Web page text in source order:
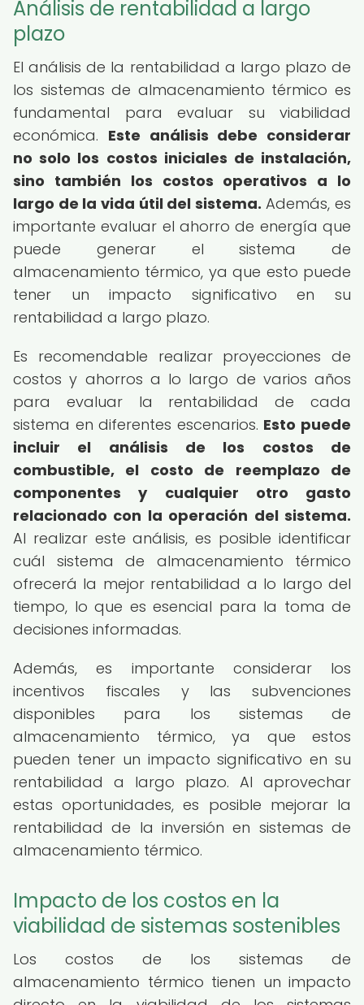
Análisis de rentabilidad a largo
plazo
El análisis de la rentabilidad a largo plazo de
los sistemas de almacenamiento térmico es
fundamental para evaluar su viabilidad
económica. Este análisis debe considerar
no solo los costos iniciales de instalación,
sino también los costos operativos a lo
largo de la vida útil del sistema. Además, es
importante evaluar el ahorro de energía que
puede generar el sistema de
almacenamiento térmico, ya que esto puede
tener un impacto significativo en su
rentabilidad a largo plazo.
Es recomendable realizar proyecciones de
costos y ahorros a lo largo de varios años
para evaluar la rentabilidad de cada
sistema en diferentes escenarios. Esto puede
incluir el análisis de los costos de
combustible, el costo de reemplazo de
componentes y cualquier otro gasto
relacionado con la operación del sistema.
Al realizar este análisis, es posible identificar
cuál sistema de almacenamiento térmico
ofrecerá la mejor rentabilidad a lo largo del
tiempo, lo que es esencial para la toma de
decisiones informadas.
Además, es importante considerar los
incentivos fiscales y las subvenciones
disponibles para los sistemas de
almacenamiento térmico, ya que estos
pueden tener un impacto significativo en su
rentabilidad a largo plazo. Al aprovechar
estas oportunidades, es posible mejorar la
rentabilidad de la inversión en sistemas de
almacenamiento térmico.
Impacto de los costos en la
viabilidad de sistemas sostenibles
Los costos de los sistemas de
almacenamiento térmico tienen un impacto